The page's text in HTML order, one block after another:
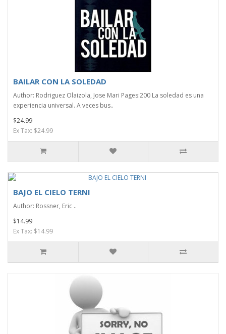
BAILAR CON LA SOLEDAD
Author: Rodriguez Olaizola, Jose Mari Pages:200 La soledad es una
experiencia universal. A veces bus..
$24.99
Ex Tax: $24.99
BAJO EL CIELO TERNI
Author: Rossner, Eric ..
$14.99
Ex Tax: $14.99